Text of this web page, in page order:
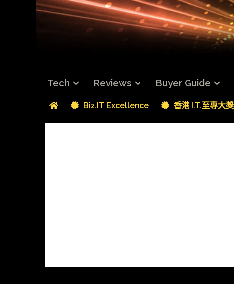
Tech Reviews Buyer Guide
Biz.IT Excellence 香港 I.T.至專大獎